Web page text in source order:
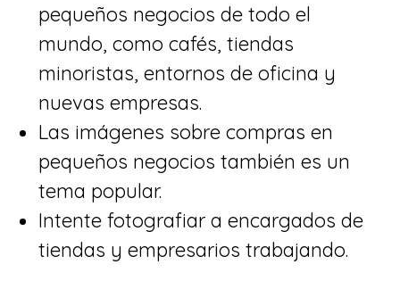
pequeños negocios de todo el
mundo, como cafés, tiendas
minoristas, entornos de oficina y
nuevas empresas.
​Las imágenes sobre compras en
pequeños negocios también es un
tema popular.
​Intente fotografiar a encargados de
tiendas y empresarios trabajando.